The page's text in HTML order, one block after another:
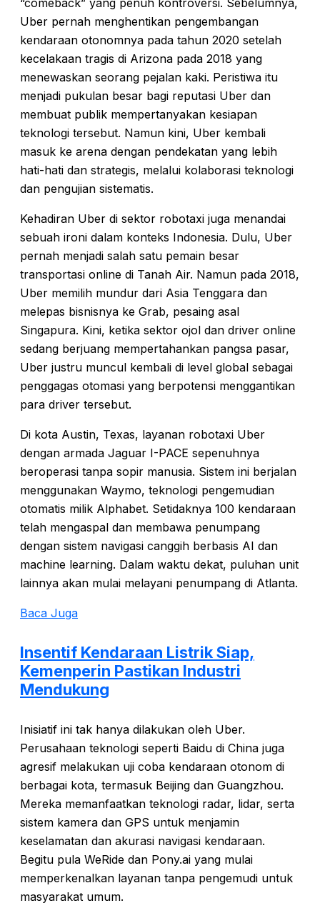
“comeback” yang penuh kontroversi. Sebelumnya,
Uber pernah menghentikan pengembangan
kendaraan otonomnya pada tahun 2020 setelah
kecelakaan tragis di Arizona pada 2018 yang
menewaskan seorang pejalan kaki. Peristiwa itu
menjadi pukulan besar bagi reputasi Uber dan
membuat publik mempertanyakan kesiapan
teknologi tersebut. Namun kini, Uber kembali
masuk ke arena dengan pendekatan yang lebih
hati-hati dan strategis, melalui kolaborasi teknologi
dan pengujian sistematis.
Kehadiran Uber di sektor robotaxi juga menandai
sebuah ironi dalam konteks Indonesia. Dulu, Uber
pernah menjadi salah satu pemain besar
transportasi online di Tanah Air. Namun pada 2018,
Uber memilih mundur dari Asia Tenggara dan
melepas bisnisnya ke Grab, pesaing asal
Singapura. Kini, ketika sektor ojol dan driver online
sedang berjuang mempertahankan pangsa pasar,
Uber justru muncul kembali di level global sebagai
penggagas otomasi yang berpotensi menggantikan
para driver tersebut.
Di kota Austin, Texas, layanan robotaxi Uber
dengan armada Jaguar I-PACE sepenuhnya
beroperasi tanpa sopir manusia. Sistem ini berjalan
menggunakan Waymo, teknologi pengemudian
otomatis milik Alphabet. Setidaknya 100 kendaraan
telah mengaspal dan membawa penumpang
dengan sistem navigasi canggih berbasis AI dan
machine learning. Dalam waktu dekat, puluhan unit
lainnya akan mulai melayani penumpang di Atlanta.
Baca Juga
Insentif Kendaraan Listrik Siap,
Kemenperin Pastikan Industri
Mendukung
Inisiatif ini tak hanya dilakukan oleh Uber.
Perusahaan teknologi seperti Baidu di China juga
agresif melakukan uji coba kendaraan otonom di
berbagai kota, termasuk Beijing dan Guangzhou.
Mereka memanfaatkan teknologi radar, lidar, serta
sistem kamera dan GPS untuk menjamin
keselamatan dan akurasi navigasi kendaraan.
Begitu pula WeRide dan Pony.ai yang mulai
memperkenalkan layanan tanpa pengemudi untuk
masyarakat umum.